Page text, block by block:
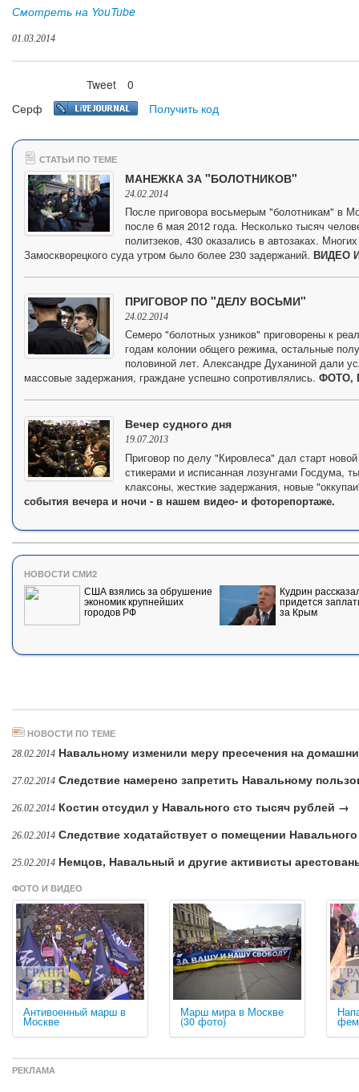
Смотреть на YouTube
01.03.2014
Tweet
0
Серф
Получить код
СТАТЬИ ПО ТЕМЕ
МАНЕЖКА ЗА "БОЛОТНИКОВ"
24.02.2014
После приговора восьмерым "болотникам" в
после 6 мая 2012 года. Несколько тысяч
политзеков, 430 оказались в автозаках.
Замоскворецкого суда утром было более 230 задержаний. ВИДЕО
ПРИГОВОР ПО "ДЕЛУ ВОСЬМИ"
24.02.2014
Семеро "болотных узников" приговорены к
годам колонии общего режима, остальные
половиной лет. Александре Духаниной дали
массовые задержания, граждане успешно сопротивлялись. ФОТО,
Вечер судного дня
19.07.2013
Приговор по делу "Кировлеса" дал старт
стикерами и исписанная лозунгами Госдума,
клаксоны, жесткие задержания, новые
события вечера и ночи - в нашем видео- и фоторепортаже.
НОВОСТИ СМИ2
США взялись за обрушение
экономик крупнейших
городов РФ
Кудрин
придется
за Крым
НОВОСТИ ПО ТЕМЕ
28.02.2014 Навальному изменили меру пресечения на
27.02.2014 Следствие намерено запретить Навальному
26.02.2014 Костин отсудил у Навального сто тысяч рублей →
26.02.2014 Следствие ходатайствует о помещении
25.02.2014 Немцов, Навальный и другие активисты
ФОТО И ВИДЕО
Антивоенный марш в
Москве
Марш мира в Москве
(30 фото)
РЕКЛАМА